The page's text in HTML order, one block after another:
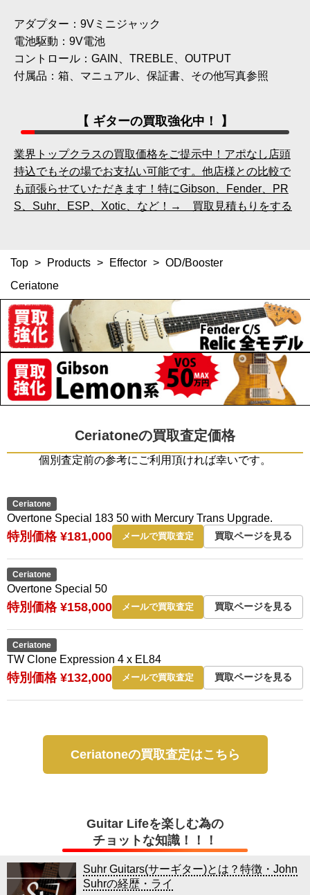
アダプター：9Vミニジャック
電池駆動：9V電池
コントロール：GAIN、TREBLE、OUTPUT
付属品：箱、マニュアル、保証書、その他写真参照
【 ギターの買取強化中！ 】
業界トップクラスの買取価格をご提示中！アポなし店頭
持込でもその場でお支払い可能です。他店様との比較で
も頑張らせていただきます！特にGibson、Fender、PR
S、Suhr、ESP、Xotic、など！→ 買取見積もりをする
Top > Products > Effector > OD/Booster
Ceriatone
Ceriatoneの買取査定価格
個別査定前の参考にご利用頂ければ幸いです。
Ceriatone
Overtone Special 183 50 with Mercury Trans Upgrade.
特別価格 ¥181,000 メールで買取査定 買取ページを見る
Ceriatone
Overtone Special 50
特別価格 ¥158,000 メールで買取査定 買取ページを見る
Ceriatone
TW Clone Expression 4 x EL84
特別価格 ¥132,000 メールで買取査定 買取ページを見る
Ceriatoneの買取査定はこちら
Guitar Lifeを楽しむ為の
チョットな知識！！！
Suhr Guitars(サーギター)とは？特徴・John
Suhrの経歴・ライ